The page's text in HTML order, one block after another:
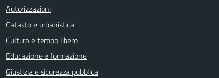
Autorizzazioni
Catasto e urbanistica
Cultura e tempo libero
Educazione e formazione
Giustizia e sicurezza pubblica